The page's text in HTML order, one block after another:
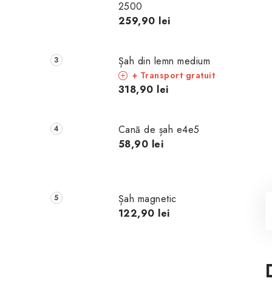
2500
259,90 lei
Șah din lemn medium
+ Transport gratuit
318,90 lei
Cană de șah e4e5
58,90 lei
Șah magnetic
122,90 lei